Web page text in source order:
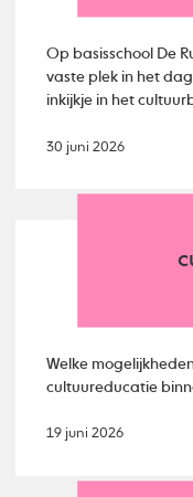
Op basisschool De
vaste plek in het
inkijkje in het
30 juni 2026
Welke
cultuureducatie
19 juni 2026